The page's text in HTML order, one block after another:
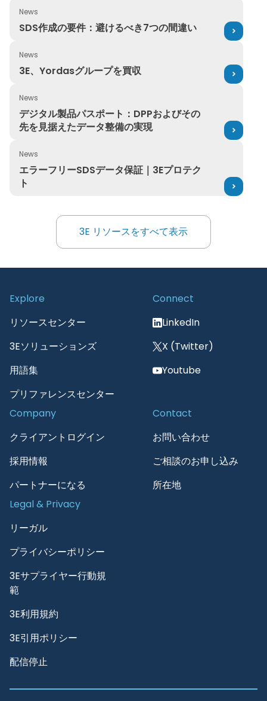
News
SDS作成の要件：避けるべき7つの間違い
SDS作成の要件：避けるべき7つの間違い
News
3E、Yordasグループを買収
3E、Yordasグループを買収
News
デジタル製品パスポート：DPPおよびその
先を見据えたデータ整備の実現
デジタル製品パスポート：DPPおよびその先を見据えたデ
News
エラーフリーSDSデータ保証｜3Eプロテク
ト
エラーフリーSDSデータ保証｜3Eプロテクト
3E リソースをすべて表示
3E リソースをすべて表示
Explore
リソースセンター
3Eソリューションズ
用語集
プリファレンスセンター
Connect
LinkedIn
X (Twitter)
Youtube
Company
クライアントログイン
採用情報
パートナーになる
Contact
お問い合わせ
ご相談のお申し込み
所在地
Legal & Privacy
リーガル
プライバシーポリシー
3Eサプライヤー行動規
範
3E利用規約
3E引用ポリシー
配信停止